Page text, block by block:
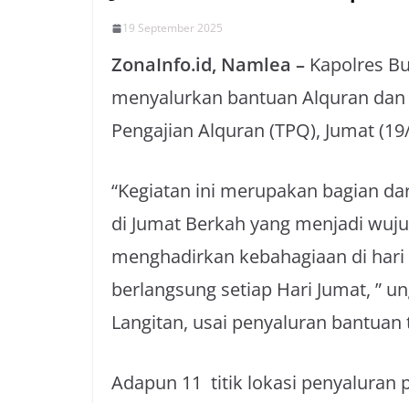
19 September 2025
ZonaInfo.id, Namlea – Kapolres
menyalurkan bantuan Alquran
Pengajian Alquran (TPQ), Jumat
“Kegiatan ini merupakan bagian
di Jumat Berkah yang menjadi
menghadirkan kebahagiaan di
berlangsung setiap Hari Jumat, ”
Langitan, usai penyaluran bantuan
Adapun 11 titik lokasi penyaluran